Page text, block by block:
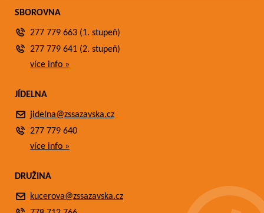
SBOROVNA
277 779 663 (1. stupeň)
277 779 641 (2. stupeň)
více info »
JÍDELNA
jidelna@zssazavska.cz
277 779 640
více info »
DRUŽINA
kucerova@zssazavska.cz